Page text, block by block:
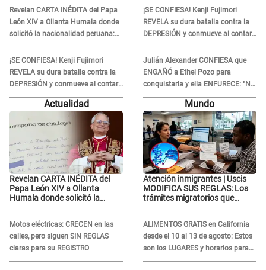
delito"
Revelan CARTA INÉDITA del Papa
León XIV a Ollanta Humala donde
solicitó la nacionalidad peruana:
"Durante toda..."
¡SE CONFIESA! Kenji Fujimori
REVELA su dura batalla contra la
DEPRESIÓN y conmueve al contar
qué hizo su esposa
delito"
¡SE CONFIESA! Kenji Fujimori
REVELA su dura batalla contra la
DEPRESIÓN y conmueve al contar
qué hizo su esposa
Julián Alexander CONFIESA que
ENGAÑÓ a Ethel Pozo para
conquistarla y ella ENFURECE: "No
te lo voy a perdonar nunca"
Actualidad
Revelan CARTA INÉDITA del
Papa León XIV a Ollanta
Humala donde solicitó la
Motos eléctricas: CRECEN en las
calles, pero siguen SIN REGLAS
claras para su REGISTRO
Mundo
Atención inmigrantes | Uscis
MODIFICA SUS REGLAS: Los
trámites migratorios que
ALIMENTOS GRATIS en California
desde el 10 al 13 de agosto: Estos
son los LUGARES y horarios para
recibir la ayuda